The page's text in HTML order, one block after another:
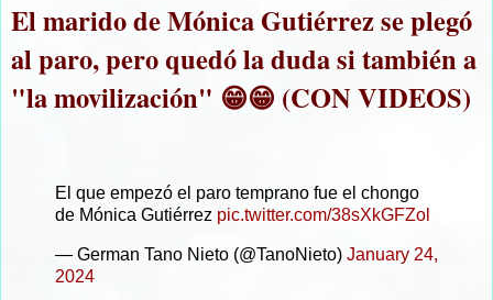
El marido de Mónica Gutiérrez se plegó
al paro, pero quedó la duda si también a
"la movilización" 😁😁 (CON VIDEOS)
El que empezó el paro temprano fue el chongo
de Mónica Gutiérrez pic.twitter.com/38sXkGFZol
— German Tano Nieto (@TanoNieto) January 24,
2024